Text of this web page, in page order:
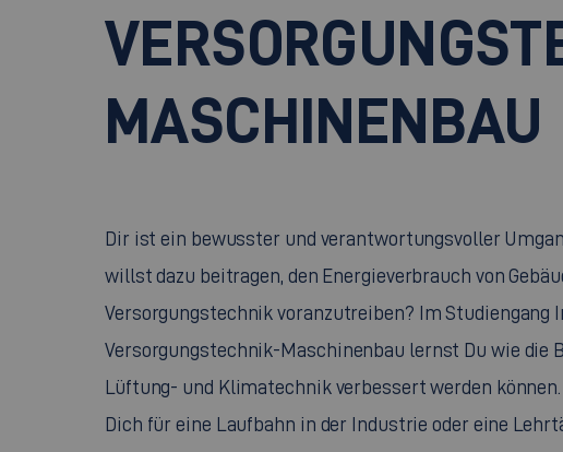
MASCHINENBAU
Dir ist ein bewusster und verantwortungsvoller
willst dazu beitragen, den Energieverbrauch von
Versorgungstechnik voranzutreiben? Im Studiengang
Versorgungstechnik-Maschinenbau lernst Du wie die
Lüftung- und Klimatechnik verbessert werden
Dich für eine Laufbahn in der Industrie oder eine